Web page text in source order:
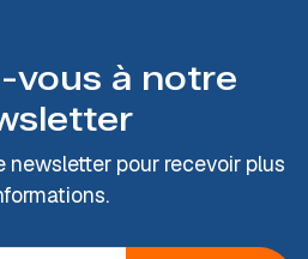
vous à notre
newsletter pour recevoir plus